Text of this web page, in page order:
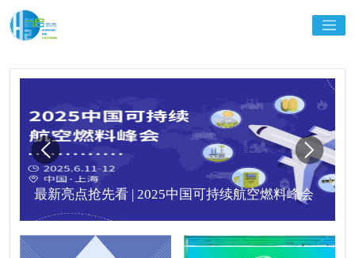
最新亮点抢先看 | 2025中国可持续航空燃料峰会